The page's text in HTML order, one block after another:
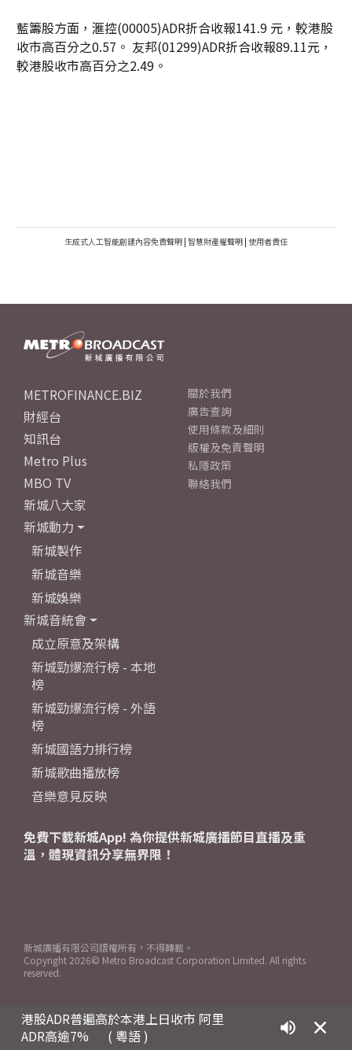
藍籌股方面，滙控(00005)ADR折合收報141.9 元，較港股
收市高百分之0.57。 友邦(01299)ADR折合收報89.11元，
較港股收市高百分之2.49。
生成式人工智能創建內容免責聲明 | 智慧財產權聲明 | 使用者責任
港股ADR普遍高於本港上日收市 阿里
ADR高逾7%
( 粵語 )
METROFINANCE.BIZ
財經台
知訊台
Metro Plus
MBO TV
新城八大家
新城動力
新城製作
新城音樂
新城娛樂
新城音統會
成立原意及架構
新城勁爆流行榜 - 本地
榜
新城勁爆流行榜 - 外語
榜
新城國語力排行榜
新城歌曲播放榜
音樂意見反映
關於我們
廣告查詢
使用條款及細則
版權及免責聲明
私隱政策
聯絡我們
免費下載新城App! 為你提供新城廣播節目直播及重
溫，體現資訊分享無界限！
新城廣播有限公司版權所有，不得轉載。
Copyright 2026© Metro Broadcast Corporation Limited. All rights
reserved.